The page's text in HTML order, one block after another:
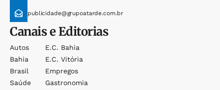
publicidade@grupoatarde.com.br
Canais e Editorias
Autos
Bahia
Brasil
Saúde
E.c. Bahia
E.c. Vitória
Empregos
Gastronomia